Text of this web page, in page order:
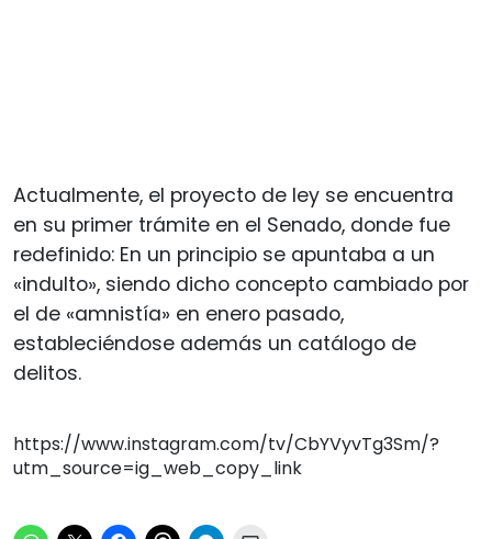
Actualmente, el proyecto de ley se encuentra
en su primer trámite en el Senado, donde fue
redefinido: En un principio se apuntaba a un
«indulto», siendo dicho concepto cambiado por
el de «amnistía» en enero pasado,
estableciéndose además un catálogo de
delitos.
https://www.instagram.com/tv/CbYVyvTg3Sm/?
utm_source=ig_web_copy_link